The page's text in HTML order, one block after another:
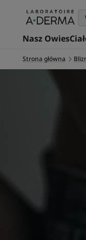
Nasz Owies
Strona główna